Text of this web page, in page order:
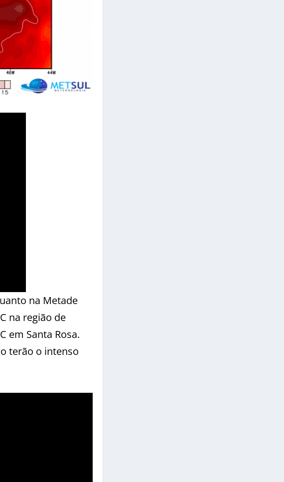
na Metade
na região de
em Santa Rosa.
terão o intenso